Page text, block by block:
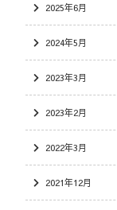
2025年6月
2024年5月
2023年3月
2023年2月
2022年3月
2021年12月